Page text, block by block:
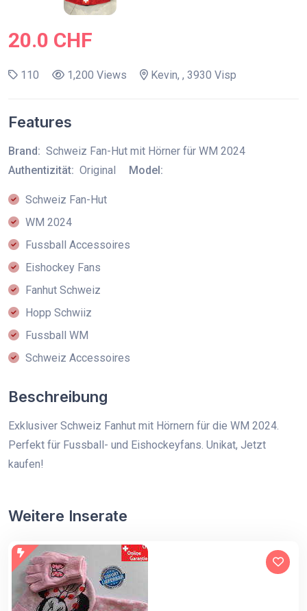
20.0 CHF
110 1,200 Views Kevin, , 3930 Visp
Features
Brand: Schweiz Fan-Hut mit Hörner für WM 2024
Authentizität: Original Model:
Schweiz Fan-Hut
WM 2024
Fussball Accessoires
Eishockey Fans
Fanhut Schweiz
Hopp Schwiiz
Fussball WM
Schweiz Accessoires
Beschreibung
Exklusiver Schweiz Fanhut mit Hörnern für die WM 2024.
Perfekt für Fussball- und Eishockeyfans. Unikat, Jetzt
kaufen!
Weitere Inserate